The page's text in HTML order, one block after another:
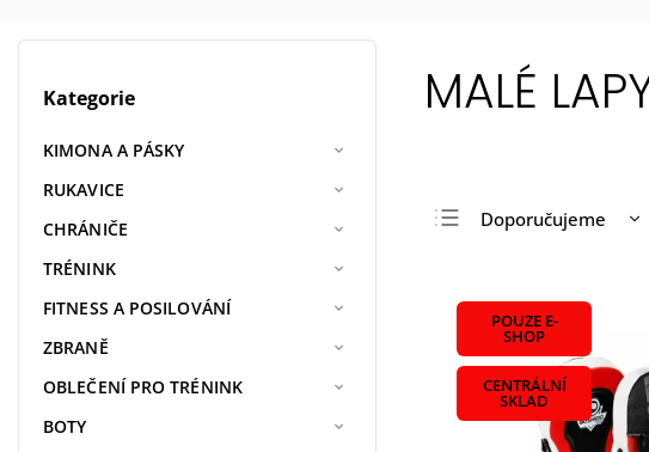
Kategorie
KIMONA A PÁSKY
RUKAVICE
CHRÁNIČE
TRÉNINK
FITNESS A POSILOVÁNÍ
ZBRANĚ
OBLEČENÍ PRO TRÉNINK
BOTY
MALÉ
Doporučujeme
Nejdražší
Nejprodávanější
Abecedně
POUZE E-
SHOP
CENTRÁLNÍ
SKLAD